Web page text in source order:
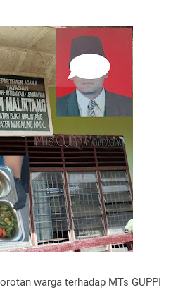
warga terhadap MTs GUPPI